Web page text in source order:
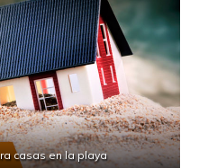
casas en la playa